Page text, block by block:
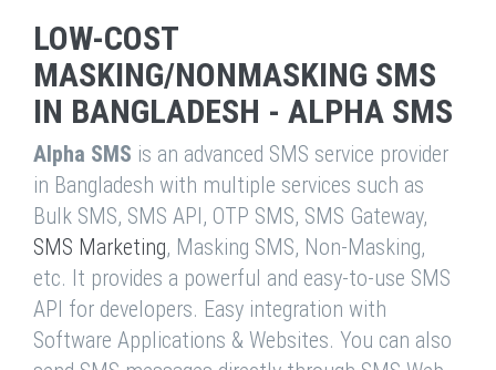
LOW-COST
MASKING/NONMASKING SMS
IN BANGLADESH - ALPHA SMS
Alpha SMS is an advanced SMS service provider
in Bangladesh with multiple services such as
Bulk SMS, SMS API, OTP SMS, SMS Gateway,
SMS Marketing, Masking SMS, Non-Masking,
etc. It provides a powerful and easy-to-use SMS
API for developers. Easy integration with
Software Applications & Websites. You can also